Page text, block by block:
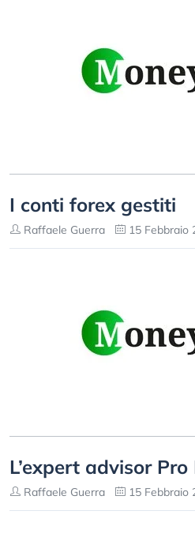
I conti forex gestiti
Raffaele Guerra 15 Febbraio
L’expert advisor
Raffaele Guerra 15 Febbraio